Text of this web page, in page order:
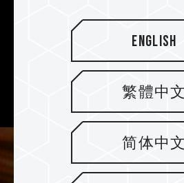
hochpräzise CNC-
angewandt. Ob in der
dem Licht, der
Nachtfalke und der rein
beide Könige der
English
繁體中文
简体中文